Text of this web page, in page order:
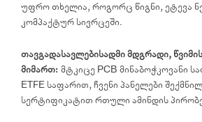
უფრო თხელია, როგორც წიგნი, ეტევა
კომპაქტურ სივრცეში.
თავგადასავლებისადმი მდგრადი,
მიმართ: მტკიცე PCB მინაბოჭკოვანი
ETFE საფარით, ჩვენი პანელები
სერტიფიკატით რთული ამინდის